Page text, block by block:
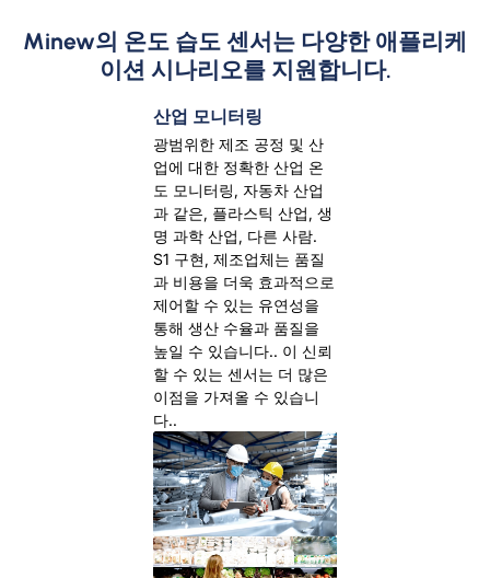
Minew의 온도 습도 센서는 다양한 애플리케
이션 시나리오를 지원합니다.
산업 모니터링
광범위한 제조 공정 및 산
업에 대한 정확한 산업 온
도 모니터링, 자동차 산업
과 같은, 플라스틱 산업, 생
명 과학 산업, 다른 사람.
S1 구현, 제조업체는 품질
과 비용을 더욱 효과적으로
제어할 수 있는 유연성을
통해 생산 수율과 품질을
높일 수 있습니다.. 이 신뢰
할 수 있는 센서는 더 많은
이점을 가져올 수 있습니
다..